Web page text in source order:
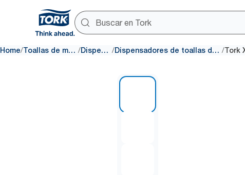
Home/ Toallas de mano de papel / Dispensadores / Dispensadores de toallas de mano entredobladas /